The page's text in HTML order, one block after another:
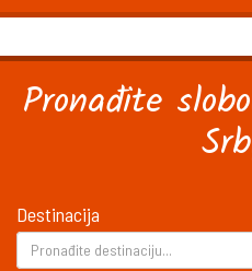
Pronađite
Destinacija
Pronađite destinaciju...